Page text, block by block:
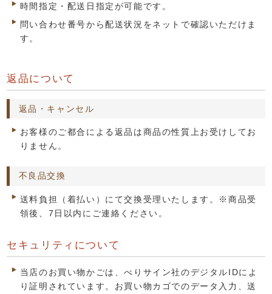
時間指定・配送日指定が可能です。
問い合わせ番号から配送状況をネットで確認いただけま
す。
返品について
返品・キャンセル
お客様のご都合による返品は商品の性質上お受けしてお
りません。
不良品交換
送料負担（着払い）にて交換受理いたします。※商品受
領後、7日以内にご連絡ください。
セキュリティについて
当店のお買い物かごは、べりサイン社のデジタルIDによ
り証明されています。お買い物カゴでのデータ入力、送